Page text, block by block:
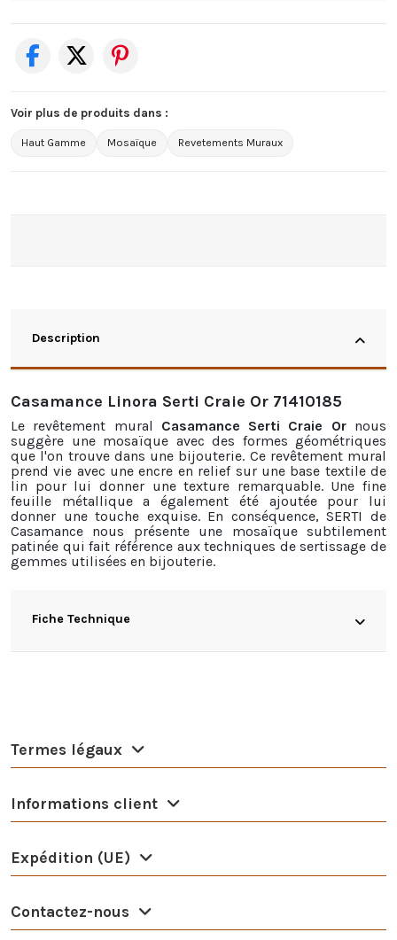
Voir plus de produits dans :
Haut Gamme Mosaïque Revetements Muraux
Description
Casamance Linora Serti Craie Or 71410185
Le revêtement mural Casamance Serti Craie Ornous
suggère une mosaïque avec des formes géométriques
que l'on trouve dans une bijouterie. Ce revêtement mural
prend vie avec une encre en relief sur une base textile de
lin pour lui donner une texture remarquable. Une fine
feuille métallique a également été ajoutée pour lui
donner une touche exquise. En conséquence, SERTI de
Casamance nous présente une mosaïque subtilement
patinée qui fait référence aux techniques de sertissage de
gemmes utilisées en bijouterie.
Fiche Technique
Termes légaux
Informations client
Expédition (UE)
Contactez-nous